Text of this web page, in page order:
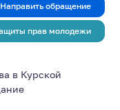
Направить обращение
прав молодежи
в Курской